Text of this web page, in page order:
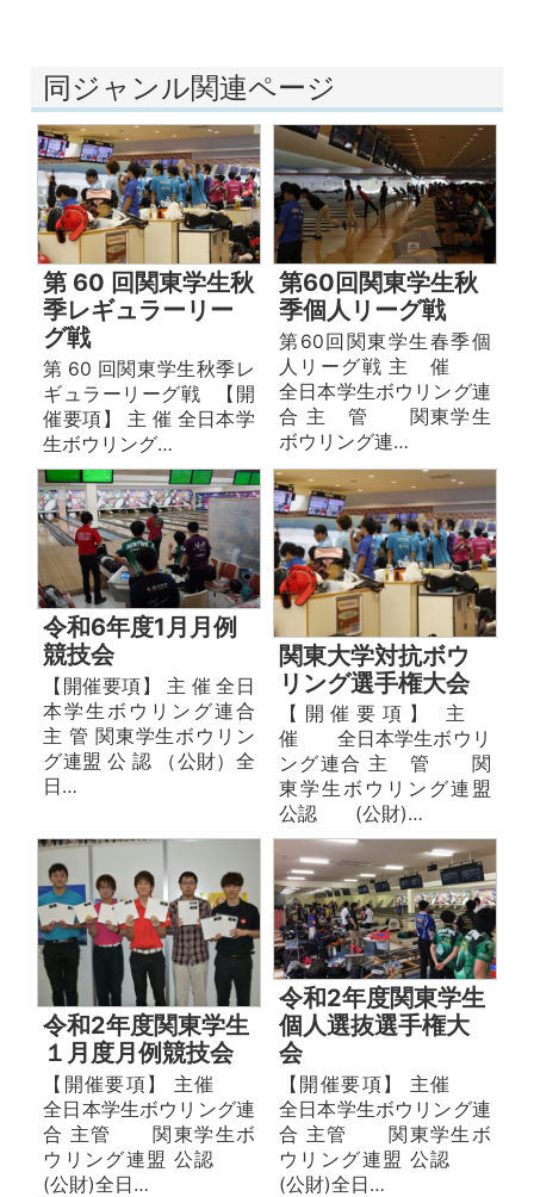
同ジャンル関連ページ
第 60 回関東学生秋
季レギュラーリー
グ戦
第 60 回関東学生秋季レ
ギュラーリーグ戦 【開
催要項】 主 催 全日本学
生ボウリング…
第60回関東学生秋
季個人リーグ戦
第60回関東学生春季個
人リーグ戦 主 催
全日本学生ボウリング連
合 主 管 関東学生
ボウリング連…
令和6年度1月月例
競技会
【開催要項】 主 催 全日
本学生ボウリング連合
主 管 関東学生ボウリン
グ連盟 公 認 （公財）全
日…
関東大学対抗ボウ
リング選手権大会
【開催要項】 主
催 全日本学生ボウリ
ング連合 主 管 関
東学生ボウリング連盟
公認 (公財)…
令和2年度関東学生
１月度月例競技会
【開催要項】 主催
全日本学生ボウリング連
合 主管 関東学生ボ
ウリング連盟 公認
(公財)全日…
令和2年度関東学生
個人選抜選手権大
会
【開催要項】 主催
全日本学生ボウリング連
合 主管 関東学生ボ
ウリング連盟 公認
(公財)全日…